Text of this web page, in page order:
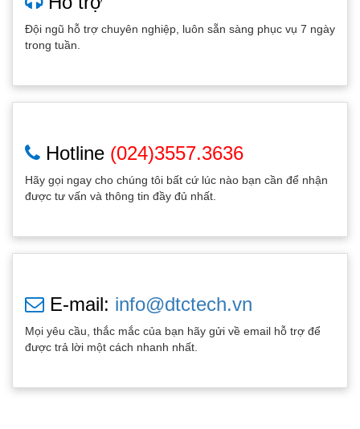
Đội ngũ hỗ trợ chuyên nghiệp, luôn sẵn sàng phục vụ 7 ngày
trong tuần.
Hotline (024)3557.3636
Hãy gọi ngay cho chúng tôi bất cứ lúc nào bạn cần để nhận
được tư vấn và thông tin đầy đủ nhất.
E-mail: info@dtctech.vn
Mọi yêu cầu, thắc mắc của bạn hãy gửi về email hỗ trợ để
được trả lời một cách nhanh nhất.